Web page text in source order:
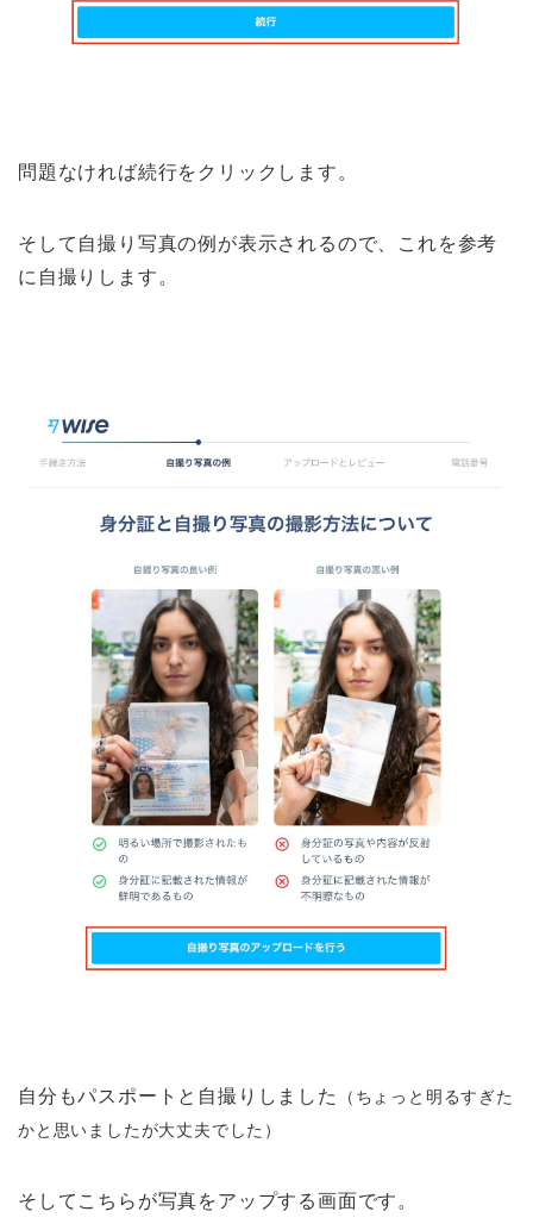
問題なければ続行をクリックします。
そして自撮り写真の例が表示されるので、これを参考
に自撮りします。
自分もパスポートと自撮りしました
（ちょっと明るすぎた
かと思いましたが大丈夫でした）
そしてこちらが写真をアップする画面です。